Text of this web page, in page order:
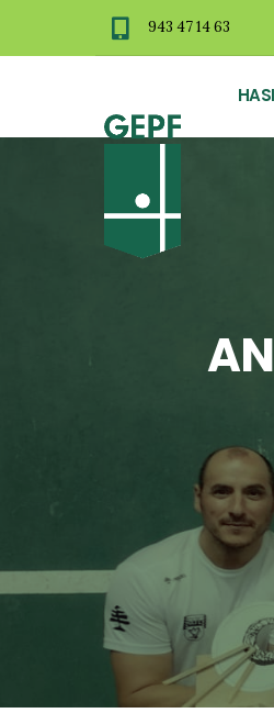
943 47 14 63